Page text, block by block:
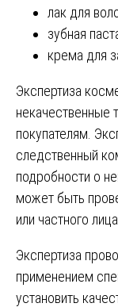
лак для
зубная
крема для
Экспертиза
некачественные
покупателям.
следственный
подробности о
может быть
или частного лица.
Экспертиза
применением
установить